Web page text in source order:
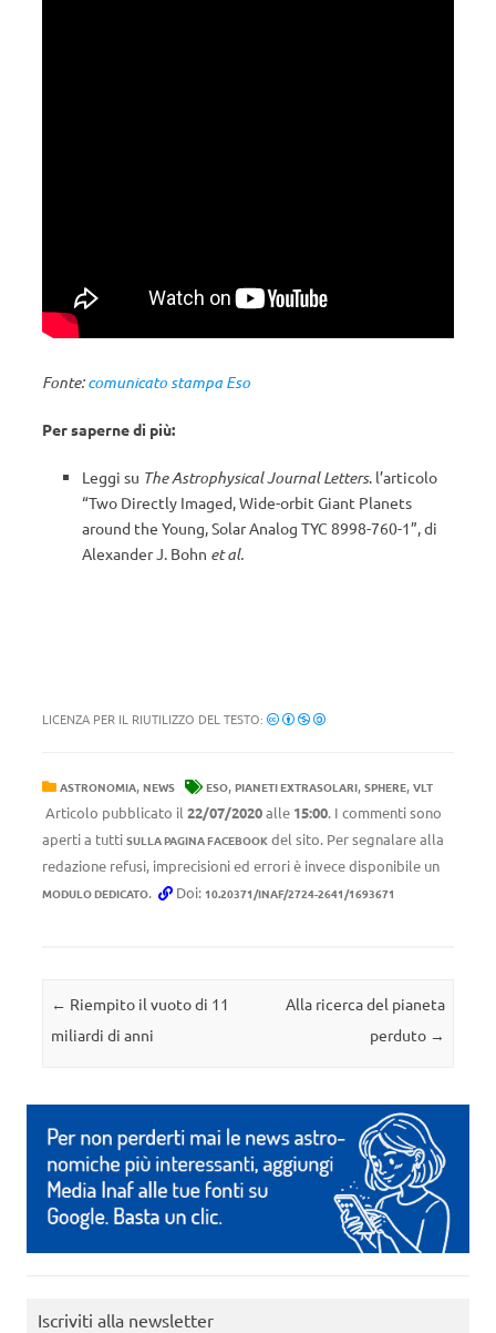
Fonte:comunicato stampa Eso
Per saperne di più:
Leggi su The Astrophysical Journal Letters. l’articolo
“Two Directly Imaged, Wide-orbit Giant Planets
around the Young, Solar Analog TYC 8998-760-1”, di
Alexander J. Bohn et al.
LICENZA PER IL RIUTILIZZO DEL TESTO:
ASTRONOMIA, NEWS ESO, PIANETI EXTRASOLARI, SPHERE, VLT
Articolo pubblicato il 22/07/2020alle 15:00. I commenti sono
aperti a tutti SULLA PAGINA FACEBOOK del sito. Per segnalare alla
redazione refusi, imprecisioni ed errori è invece disponibile un
MODULO DEDICATO. Doi: 10.20371/INAF/2724-2641/1693671
Navigazione articolo
← Riempito il vuoto di 11
miliardi di anni
Alla ricerca del pianeta
perduto →
Iscriviti alla newsletter